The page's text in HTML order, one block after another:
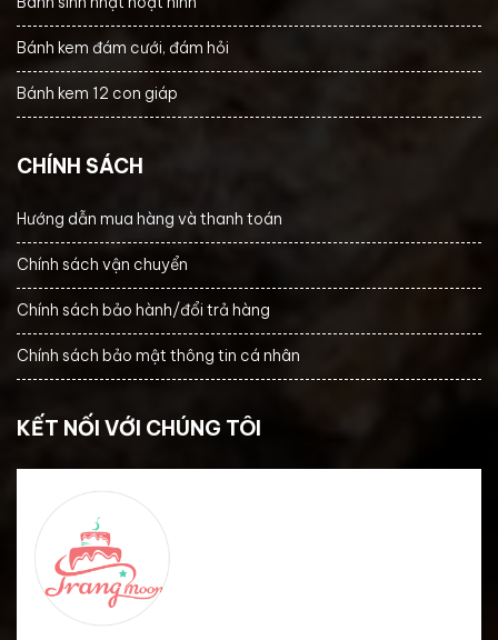
Bánh kem đám cưới, đám hỏi
Bánh kem 12 con giáp
CHÍNH SÁCH
Hướng dẫn mua hàng và thanh toán
Chính sách vận chuyển
Chính sách bảo hành/đổi trả hàng
Chính sách bảo mật thông tin cá nhân
KẾT NỐI VỚI CHÚNG TÔI